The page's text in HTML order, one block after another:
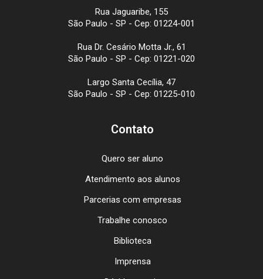
Rua Jaguaribe, 155
São Paulo - SP - Cep: 01224-001
Rua Dr. Cesário Motta Jr., 61
São Paulo - SP - Cep: 01221-020
Largo Santa Cecília, 47
São Paulo - SP - Cep: 01225-010
Contato
Quero ser aluno
Atendimento aos alunos
Parcerias com empresas
Trabalhe conosco
Biblioteca
Imprensa